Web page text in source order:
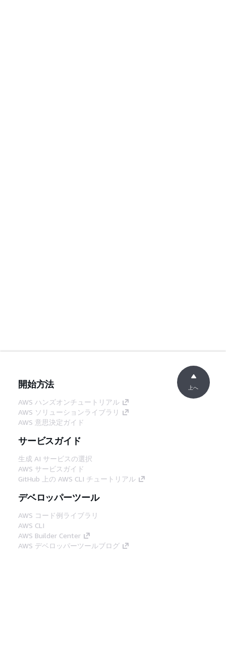
開始方法
AWS ハンズオンチュートリアル
AWS ソリューションライブラリ
AWS 意思決定ガイド
サービスガイド
生成 AI サービスの選択
AWS サービスガイド
GitHub 上の AWS CLI チュートリアル
デベロッパーツール
AWS コード例ライブラリ
AWS CLI
AWS Builder Center
AWS デベロッパーツールブログ
上へ